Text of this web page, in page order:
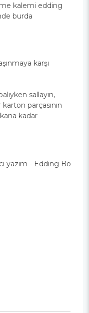
kalemi edding
burda
karşı
sallayın,
parçasının
kadar